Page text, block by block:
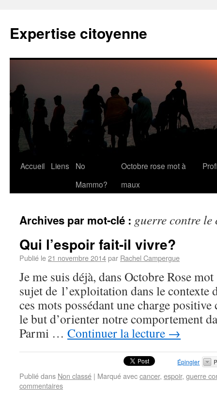
Expertise citoyenne
Accueil Liens
No
Mammo?
Octobre rose mot à
maux
Archives par mot-clé : guerre contre le
Qui l’espoir fait-il vivre?
Publié le21 novembre 2014par Rachel Campergue
Je me suis déjà, dans Octobre Rose
sujet de l’exploitation dans le contexte
ces mots possédant une charge
le but d’orienter notre comportement
Parmi … Continuer la lecture →
Épingler
Publié dans Non classé | Marqué aveccancer, espoir, guerre
commentaires